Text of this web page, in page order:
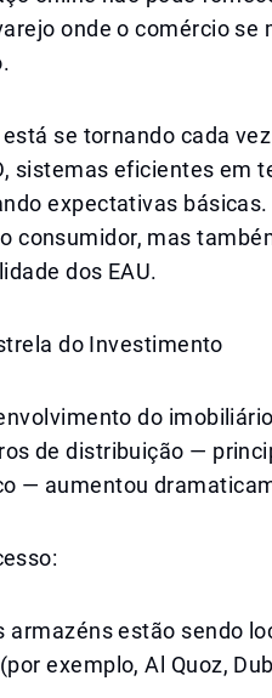
onde o comércio se
se tornando cada
sistemas eficientes em
expectativas
consumidor, mas
dos EAU.
do Investimento
do
de distribuição —
— aumentou
estão sendo
exemplo, Al Quoz,